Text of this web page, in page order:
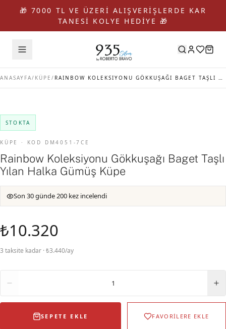
🎁 7000 TL VE ÜZERİ ALIŞVERİŞLERDE KAR
TANESİ KOLYE HEDİYE 🎁
ANASAYFA/ KÜPE / RAINBOW KOLEKSIYONU GÖKKUŞAĞI BAGET TAŞLI YILAN HALKA GÜMÜŞ KÜPE
STOKTA
KÜPE · KOD DM4051-7CE
Rainbow Koleksiyonu Gökkuşağı Baget Taşlı
Yılan Halka Gümüş Küpe
Son 30 günde 200 kez incelendi
₺10.320
3 taksite kadar · ₺3.440/ay
1
SEPETE EKLE FAVORİLERE EKLE